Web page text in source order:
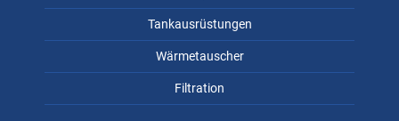
Tankausrüstungen
Wärmetauscher
Filtration